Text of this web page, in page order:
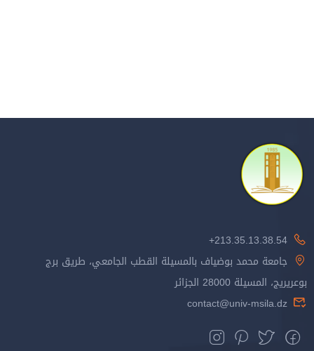
213.35.13.38.54+
جامعة محمد بوضياف بالمسيلة القطب الجامعي، طريق برج
بوعريريج، المسيلة 28000 الجزائر
contact@univ-msila.dz